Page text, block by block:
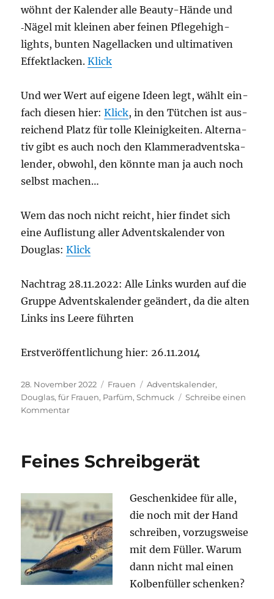
wöhnt der Kalen­der alle Beau­ty-Hän­de und
‑Nägel mit klei­nen aber fei­nen Pfle­ge­high­
lights, bun­ten Nagel­la­cken und ulti­ma­ti­ven
Effekt­la­cken.Klick
Und wer Wert auf eige­ne Ideen legt, wählt ein­
fach die­sen hier:Klick, in den Tüt­chen ist aus­
rei­chend Platz für tol­le Klei­nig­kei­ten. Alter­na­
tiv gibt es auch noch den Klam­mer­ad­vents­ka­
len­der, obwohl, den könn­te man ja auch noch
selbst machen…
Wem das noch nicht reicht, hier fin­det sich
eine Auf­lis­tung aller Advents­ka­len­der von
Dou­glas:Klick
Nach­trag 28.11.2022: Alle Links wur­den auf die
Grup­pe Advents­ka­len­der geän­dert, da die alten
Links ins Lee­re führten
Erst­ver­öf­fent­li­chung hier: 26.11.2014
Veröffentlicht
am
28. November 2022 Kategorien
Frauen Schlagwörter
Adventskalender,
Douglas,für Frauen, Parfüm,Schmuck
Schreibe einen
Kommentarzu
Feines Schreibgerät
Geschenk­idee für alle,
die noch mit der Hand
schrei­ben, vor­zugs­wei­se
mit dem Fül­ler. War­um
dann nicht mal einen
Kol­ben­fül­ler schenken?